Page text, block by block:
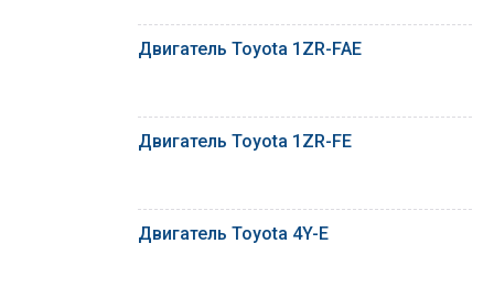
Двигатель Toyota 1ZR-FAE
Двигатель Toyota 1ZR-FE
Двигатель Toyota 4Y-E